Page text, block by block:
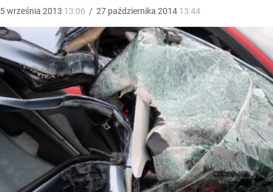
5września 2013 13:06 / 27 października 2014 13:44